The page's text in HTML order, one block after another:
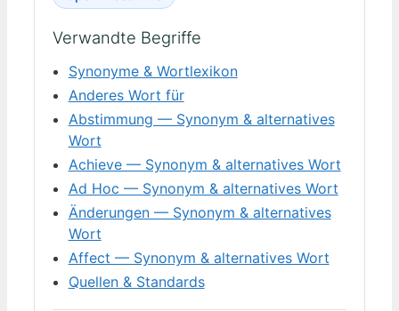
Verwandte Begriffe
Synonyme & Wortlexikon
Anderes Wort für
Abstimmung — Synonym & alternatives
Wort
Achieve — Synonym & alternatives Wort
Ad Hoc — Synonym & alternatives Wort
Änderungen — Synonym & alternatives
Wort
Affect — Synonym & alternatives Wort
Quellen & Standards